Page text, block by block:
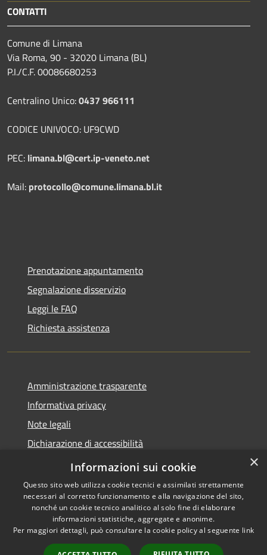
CONTATTI
Comune di Limana
Via Roma, 90 - 32020 Limana (BL)
P.I./C.F. 00086680253
Centralino Unico:0437 966111
CODICE UNIVOCO: UF9CWD
PEC: limana.bl@cert.ip-veneto.net
Mail: protocollo@comune.limana.bl.it
Prenotazione appuntamento
Segnalazione disservizio
Leggi le FAQ
Richiesta assistenza
Amministrazione trasparente
Informativa privacy
Note legali
Dichiarazione di accessibilità
Moduli Privacy Amministrazione trasparente
Accessibilità
Copyright © 2026 • Comune di
Limana • Powered by
Municipium• Accesso
×
Informazioni sui cookie
Questo sito web utilizza cookie tecnici e assimilati strettamente
necessari al corretto funzionamento e alla navigazione del sito,
nonché un cookie tecnico analitico al solo fine di elaborare
informazioni statistiche, aggregate e anonime.
Per maggiori dettagli, può consultare la cookie policy al seguente link